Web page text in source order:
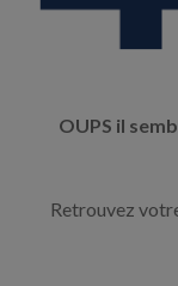
OUPS il
Retrouvez